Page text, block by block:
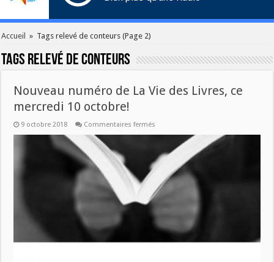
Accueil » Tags relevé de conteurs (Page 2)
Tags relevé de conteurs
Nouveau numéro de La Vie des Livres, ce
mercredi 10 octobre!
9 octobre 2018 Commentaires fermés
La
Vie
Livres,
ce
mercredi